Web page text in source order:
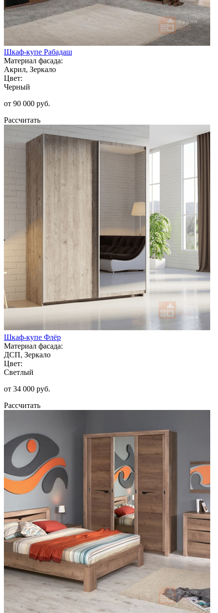
Шкаф-купе Рабадаш
Материал фасада:
Акрил, Зеркало
Цвет:
Черный
от 90 000 руб.
Рассчитать
Шкаф-купе Флёр
Материал фасада:
ДСП, Зеркало
Цвет:
Светлый
от 34 000 руб.
Рассчитать